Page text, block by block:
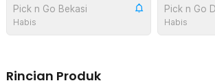
Pick n Go Bekasi
Habis
Pick n Go
Habis
Rincian Produk